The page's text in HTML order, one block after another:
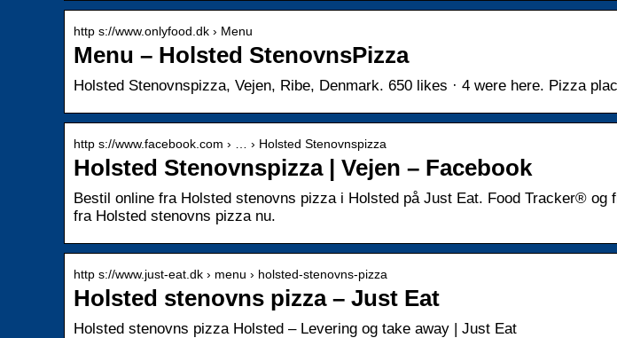
http s://www.onlyfood.dk › Menu
Menu – Holsted StenovnsPizza
Holsted Stenovnspizza, Vejen, Ribe, Denmark. 650 likes · 4 were here. Pizza
http s://www.facebook.com › … › Holsted Stenovnspizza
Holsted Stenovnspizza | Vejen – Facebook
Bestil online fra Holsted stenovns pizza i Holsted på Just Eat. Food Tracker® og
fra Holsted stenovns pizza nu.
http s://www.just-eat.dk › menu › holsted-stenovns-pizza
Holsted stenovns pizza – Just Eat
Holsted stenovns pizza Holsted – Levering og take away | Just Eat